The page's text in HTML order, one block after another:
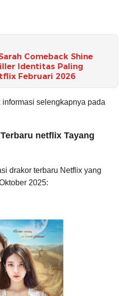
Comeback Shine
Identitas Paling
Februari 2026
selengkapnya pada
netflix Tayang
drakor terbaru Netflix yang
2025: